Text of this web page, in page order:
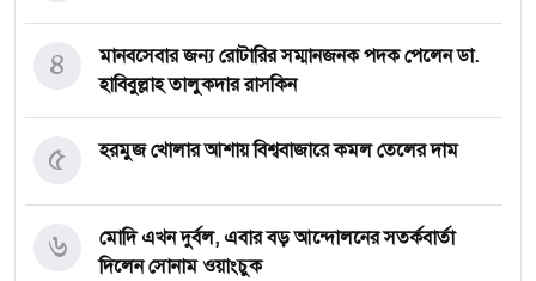
মানবসেবার জন্য রোটারির সম্মানজনক পদক পেলেন ডা.
হাবিবুল্লাহ তালুকদার রাসকিন
৪
হরমুজ খোলার আশায় বিশ্ববাজারে কমল তেলের দাম
৫
মোদি এখন দুর্বল, এবার বড় আন্দোলনের সতর্কবার্তা
দিলেন সোনাম ওয়াংচুক
৬